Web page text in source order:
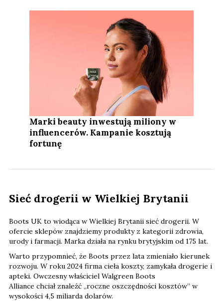
Marki beauty inwestują miliony w
influencerów. Kampanie kosztują
fortunę
Sieć drogerii w Wielkiej Brytanii
Boots UK to wiodąca w Wielkiej Brytanii sieć drogerii. W
ofercie sklepów znajdziemy produkty z kategorii zdrowia,
urody i farmacji. Marka działa na rynku brytyjskim od 175 lat.
Warto przypomnieć, że Boots przez lata zmieniało kierunek
rozwoju. W roku 2024 firma cieła koszty, zamykała drogerie i
apteki. Owczesny właściciel Walgreen Boots
Alliance chciał znaleźć „roczne oszczędności kosztów” w
wysokości 4,5 miliarda dolarów.